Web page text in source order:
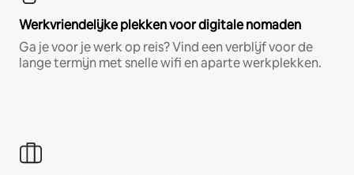
Werkvriendelijke plekken voor digitale nomaden
Ga je voor je werk op reis? Vind een verblijf voor de
lange termijn met snelle wifi en aparte werkplekken.